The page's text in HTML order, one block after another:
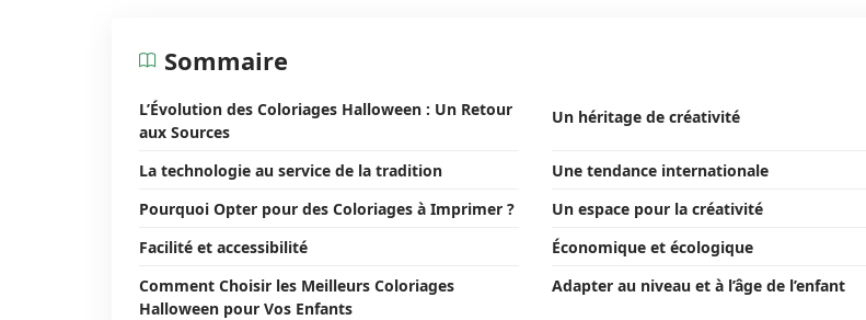
Sommaire
L’Évolution des Coloriages Halloween : Un Retour
aux Sources
Un héritage de créativité
La technologie au service de la tradition
Une tendance internationale
Pourquoi Opter pour des Coloriages à Imprimer ?
Un espace pour la créativité
Facilité et accessibilité
Économique et écologique
Comment Choisir les Meilleurs Coloriages
Halloween pour Vos Enfants
Adapter au niveau et à l’âge de l’enfant